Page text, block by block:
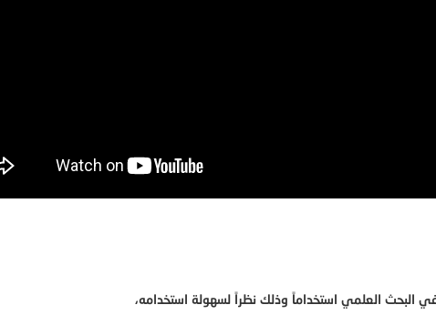
في البحث العلمي استخداماً وذلك نظراً لسهولة استخدامه،